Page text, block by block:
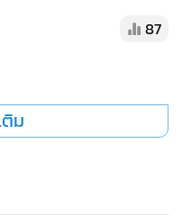
87
ม